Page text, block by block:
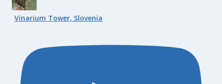
Vinarium Tower, Slovenia